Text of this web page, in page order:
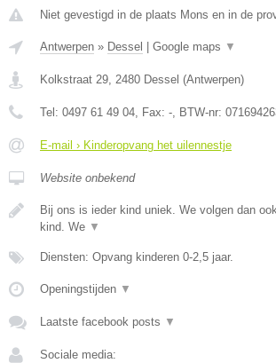
Niet gevestigd in de plaats Mons en in de
Antwerpen » Dessel Google maps ▼
Kolkstraat 29, 2480 Dessel (Antwerpen)
Tel: 0497 61 49 04, Fax: -, BTW-nr:
E-mail › Kinderopvang het uilennestje
Website onbekend
Bij ons is ieder kind uniek. We volgen dan
kind. We ▼
Diensten: Opvang kinderen 0-2,5 jaar.
Openingstijden ▼
Laatste facebook posts ▼
Sociale media: